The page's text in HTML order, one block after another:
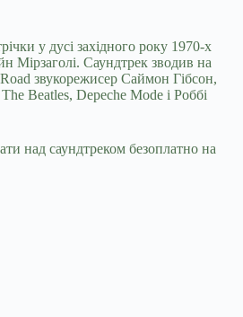
у дусі західного року 1970-х
Мірзаголі. Саундтрек зводив на
звукорежисер Саймон Гібсон,
Beatles, Depeche Mode і Роббі
над саундтреком безоплатно на